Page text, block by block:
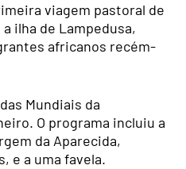
viagem pastoral de
ilha de Lampedusa,
africanos recém-
Mundiais da
O programa incluiu a
da Aparecida,
e a uma favela.